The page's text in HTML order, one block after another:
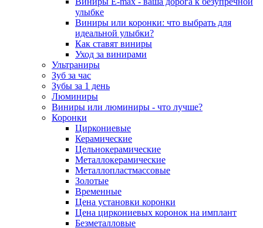
улыбке
Виниры или коронки: что выбрать для
идеальной улыбки?
Как ставят виниры
Уход за винирами
Ультраниры
Зуб за час
Зубы за 1 день
Люминиры
Виниры или люминиры - что лучше?
Коронки
Циркониевые
Керамические
Цельнокерамические
Металлокерамические
Металлопластмассовые
Золотые
Временные
Цена установки коронки
Цена циркониевых коронок на имплант
Безметалловые